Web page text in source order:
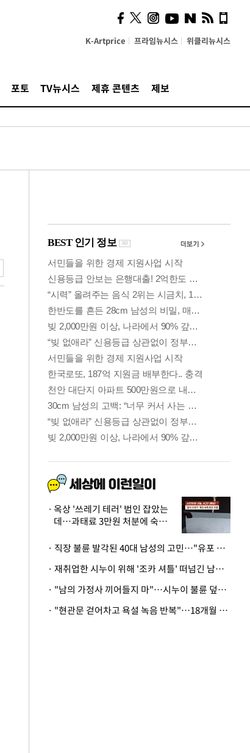
K-Artprice 프라임뉴시스 위클리뉴시스
포토 TV뉴시스 제휴 콘텐츠 제보
의견, 국토부·LH에 충실히
전달할 것"
옥상 '쓰레기 테러' 범인 잡았는
데…과태료 3만원 처분에 숙박업
· 직장 불륜 발각된 40대 남성의 고민…"유포 동료 명예훼손·협박죄 고소 가능할까"
· 재취업한 시누이 위해 '조카 셔틀' 떠넘긴 남편…아내 "난 못한다"
· "남의 가정사 끼어들지 마"…시누이 불륜 덮으려는 남편에 억울한 아내
· "현관문 걷어차고 욕설 녹음 반복"…18개월 아기 키우는 집 뒤흔든 '앞집의 비극'